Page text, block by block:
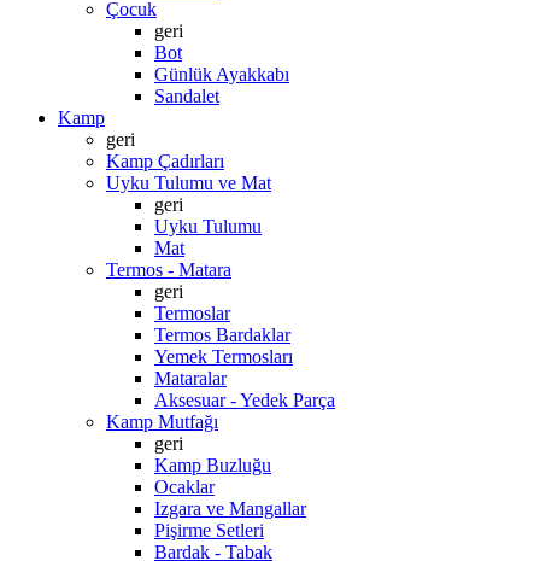
Çocuk
geri
Bot
Günlük Ayakkabı
Sandalet
Kamp
geri
Kamp Çadırları
Uyku Tulumu ve Mat
geri
Uyku Tulumu
Mat
Termos - Matara
geri
Termoslar
Termos Bardaklar
Yemek Termosları
Mataralar
Aksesuar - Yedek Parça
Kamp Mutfağı
geri
Kamp Buzluğu
Ocaklar
Izgara ve Mangallar
Pişirme Setleri
Bardak - Tabak